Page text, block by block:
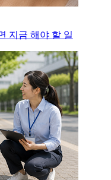
지금 해야 할 일